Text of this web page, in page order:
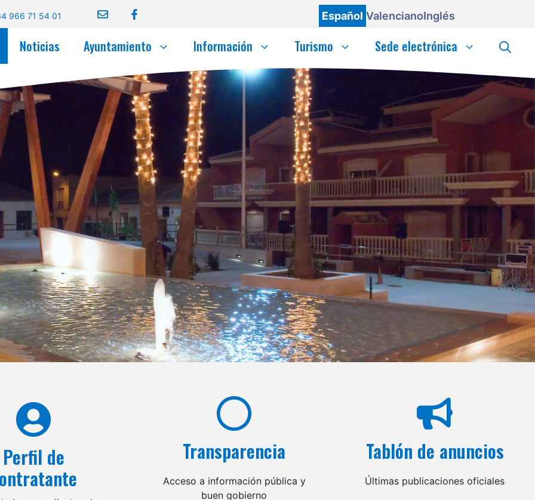
966 71 54 01 Español ValencianoInglés
Noticias Ayuntamiento Información Turismo Sede electrónica
Perfil de
Transparencia
Acceso a información pública y
buen gobierno
Tablón de anuncios
Últimas publicaciones oficiales